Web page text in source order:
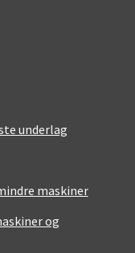
underlag
maskiner
og